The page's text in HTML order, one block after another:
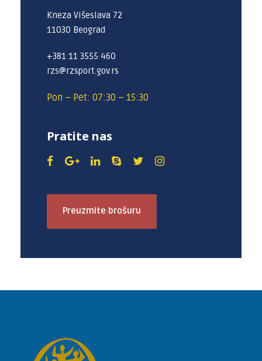
Kneza Višeslava 72
11030 Beograd
+381 11 3555 460
rzs@rzsport.gov.rs
Pon – Pet: 07:30 – 15:30
Pratite nas
Preuzmite brošuru